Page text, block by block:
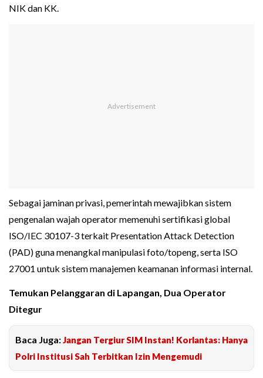
NIK dan KK.
Sebagai jaminan privasi, pemerintah mewajibkan sistem
pengenalan wajah operator memenuhi sertifikasi global
ISO/IEC 30107-3 terkait Presentation Attack Detection
(PAD) guna menangkal manipulasi foto/topeng, serta ISO
27001 untuk sistem manajemen keamanan informasi internal.
Temukan Pelanggaran di Lapangan, Dua Operator
Ditegur
Baca Juga:Jangan Tergiur SIM Instan! Korlantas: Hanya
Polri Institusi Sah Terbitkan Izin Mengemudi